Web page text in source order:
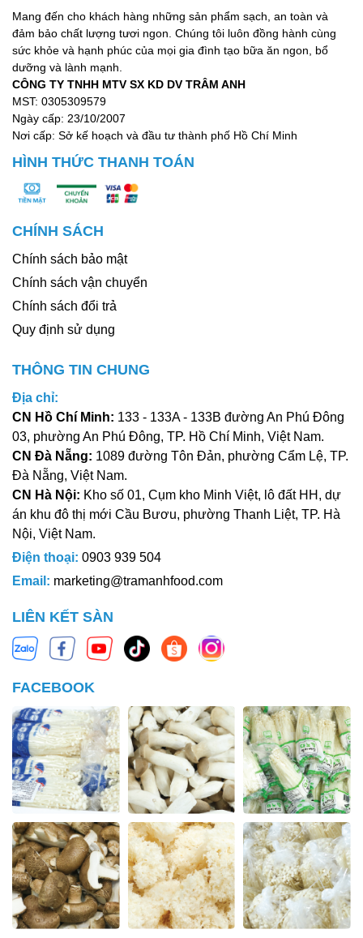
Mang đến cho khách hàng những sản phẩm sạch, an toàn và
đảm bảo chất lượng tươi ngon. Chúng tôi luôn đồng hành cùng
sức khỏe và hạnh phúc của mọi gia đình tạo bữa ăn ngon, bổ
dưỡng và lành mạnh.
CÔNG TY TNHH MTV SX KD DV TRÂM ANH
MST: 0305309579
Ngày cấp: 23/10/2007
Nơi cấp: Sở kế hoạch và đầu tư thành phố Hồ Chí Minh
HÌNH THỨC THANH TOÁN
CHÍNH SÁCH
Chính sách bảo mật
Chính sách vận chuyển
Chính sách đổi trả
Quy định sử dụng
THÔNG TIN CHUNG
Địa chỉ:
CN Hồ Chí Minh: 133 - 133A - 133B đường An Phú Đông
03, phường An Phú Đông, TP. Hồ Chí Minh, Việt Nam.
CN Đà Nẵng: 1089 đường Tôn Đản, phường Cẩm Lệ, TP.
Đà Nẵng, Việt Nam.
CN Hà Nội: Kho số 01, Cụm kho Minh Việt, lô đất HH, dự
án khu đô thị mới Cầu Bươu, phường Thanh Liệt, TP. Hà
Nội, Việt Nam.
Điện thoại: 0903 939 504
Email: marketing@tramanhfood.com
LIÊN KẾT SÀN
FACEBOOK